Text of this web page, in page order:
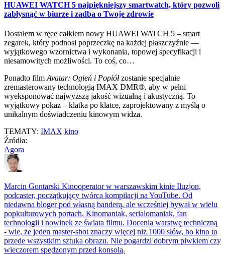
HUAWEI WATCH 5 najpiękniejszy smartwatch, który pozwoli
zabłysnąć w biurze i zadba o Twoje zdrowie
Dostałem w ręce całkiem nowy HUAWEI WATCH 5 – smart
zegarek, który podnosi poprzeczkę na każdej płaszczyźnie —
wyjątkowego wzornictwa i wykonania, topowej specyfikacji i
niesamowitych możliwości. To coś, co…
Ponadto film Avatar: Ogień i Popiółzostanie specjalnie
zremasterowany technologią IMAX DMR®, aby w pełni
wyeksponować najwyższą jakość wizualną i akustyczną. To
wyjątkowy pokaz – klatka po klatce, zaprojektowany z myślą o
unikalnym doświadczeniu kinowym widza.
TEMATY: IMAX kino
Źródła:
Agora
Marcin Gontarski Kinooperator w warszawskim kinie Iluzjon,
podcaster, początkujący twórca kompilacji na YouTube. Od
niedawna bloger pod własną banderą, ale wcześniej bywał w wielu
popkulturowych portach. Kinomaniak, serialomaniak, fan
technologii i nowinek ze świata filmu. Docenia warstwę techniczną
- wie, że jeden master-shot znaczy więcej niż 1000 słów, bo kino to
przede wszystkim sztuka obrazu. Nie pogardzi dobrym piwkiem czy
wieczorem spędzonym przed konsolą.